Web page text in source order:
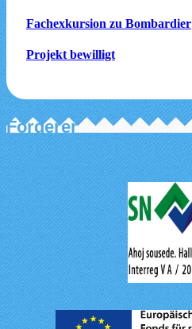
Fachexkursion zu Bombardier
Projekt bewilligt
Förderer